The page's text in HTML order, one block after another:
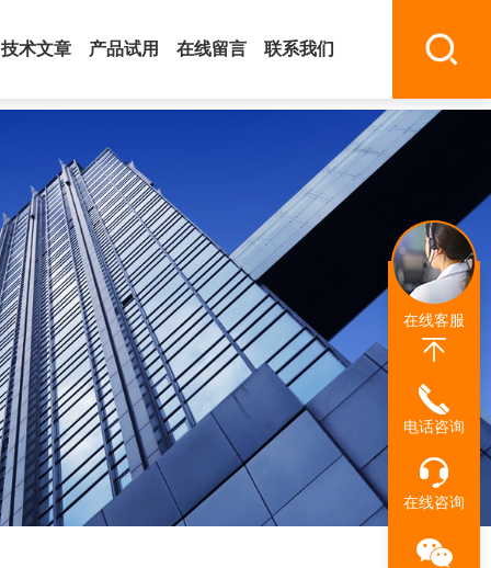
技术文章 产品试用 在线留言 联系我们
在线客服
电话咨询
在线咨询